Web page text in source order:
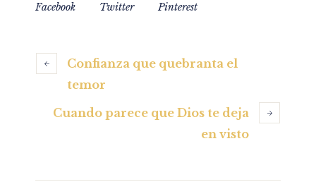
Facebook Twitter Pinterest
Confianza que quebranta el
temor
Cuando parece que Dios te deja
en visto